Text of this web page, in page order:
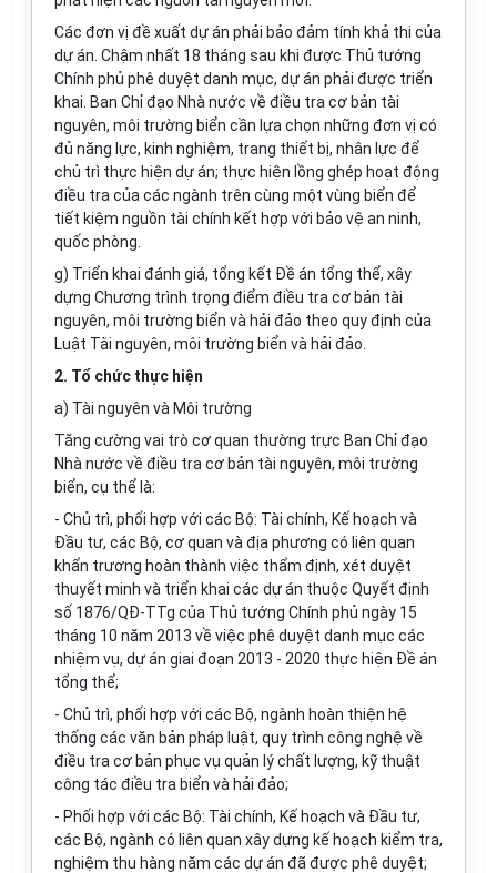
Các đơn vị đề xuất dự án phải bảo đảm tính khả thi của
dự án. Chậm nhất 18 tháng sau khi được Thủ tướng
Chính phủ phê duyệt danh mục, dự án phải được triển
khai. Ban Chỉ đạo Nhà nước về điều tra cơ bản tài
nguyên, môi trường biển cần lựa chọn những đơn vị có
đủ năng lực, kinh nghiệm, trang thiết bị, nhân lực để
chủ trì thực hiện dự án; thực hiện lồng ghép hoạt động
điều tra của các ngành trên cùng một vùng biển để
tiết kiệm nguồn tài chính kết hợp với bảo vệ an ninh,
quốc phòng.
g) Triển khai đánh giá, tổng kết Đề án tổng thể, xây
dựng Chương trình trọng điểm điều tra cơ bản tài
nguyên, môi trường biển và hải đảo theo quy định của
Luật Tài nguyên, môi trường biển và hải đảo.
2. Tổ chức thực hiện
a) Tài nguyên và Môi trường
Tăng cường vai trò cơ quan thường trực Ban Chỉ đạo
Nhà nước về điều tra cơ bản tài nguyên, môi trường
biển, cụ thể là:
- Chủ trì, phối hợp với các Bộ: Tài chính, Kế hoạch và
Đầu tư, các Bộ, cơ quan và địa phương có liên quan
khẩn trương hoàn thành việc thẩm định, xét duyệt
thuyết minh và triển khai các dự án thuộc Quyết định
số 1876/QĐ-TTg của Thủ tướng Chính phủ ngày 15
tháng 10 năm 2013 về việc phê duyệt danh mục các
nhiệm vụ, dự án giai đoạn 2013 - 2020 thực hiện Đề án
tổng thể;
- Chủ trì, phối hợp với các Bộ, ngành hoàn thiện hệ
thống các văn bản pháp luật, quy trình công nghệ về
điều tra cơ bản phục vụ quản lý chất lượng, kỹ thuật
công tác điều tra biển và hải đảo;
- Phối hợp với các Bộ: Tài chính, Kế hoạch và Đầu tư,
các Bộ, ngành có liên quan xây dựng kế hoạch kiểm tra,
nghiệm thu hàng năm các dự án đã được phê duyệt;